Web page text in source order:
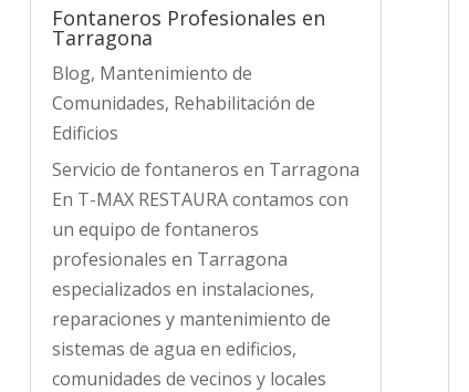
Fontaneros Profesionales en
Tarragona
Blog, Mantenimiento de
Comunidades, Rehabilitación de
Edificios
Servicio de fontaneros en Tarragona
En T-MAX RESTAURA contamos con
un equipo de fontaneros
profesionales en Tarragona
especializados en instalaciones,
reparaciones y mantenimiento de
sistemas de agua en edificios,
comunidades de vecinos y locales